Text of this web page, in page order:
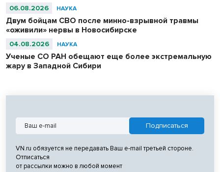
06.08.2026 НАУКА
Двум бойцам СВО после минно-взрывной травмы
«оживили» нервы в Новосибирске
04.08.2026 НАУКА
Ученые СО РАН обещают еще более экстремальную
жару в Западной Сибири
VN.ru обязуется не передавать Ваш e-mail третьей стороне.
Отписаться
от рассылки можно в любой момент